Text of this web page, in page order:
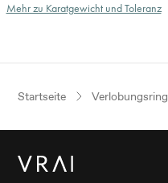
Mehr zu Karatgewicht und Toleranz
Startseite Verlobungsring